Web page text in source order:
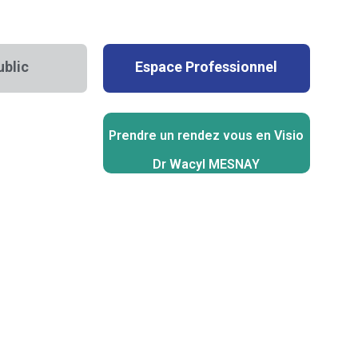
Espace Professionnel
Prendre un rendez vous en Visio
Dr Wacyl MESNAY